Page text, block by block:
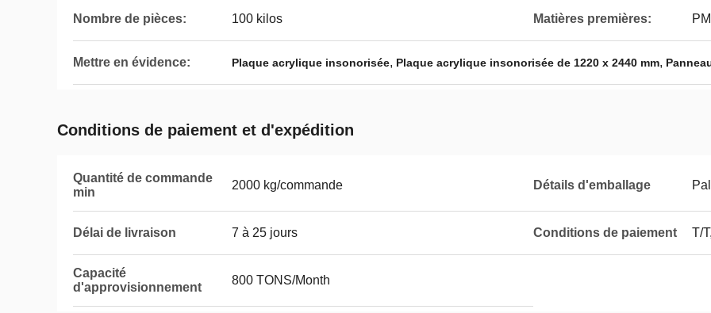
Nombre de pièces: 100 kilos Matières premières:
Mettre en évidence: Plaque acrylique insonorisée, Plaque acrylique insonorisée de 1220 x 2440 mm,
Conditions de paiement et d'expédition
Quantité de commande
min
2000 kg/commande Détails d'emballage
Délai de livraison 7 à 25 jours Conditions de paiement T/
Capacité
d'approvisionnement
800 TONS/Month